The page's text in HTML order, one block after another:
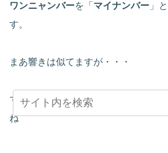
ワンニャンバーを「 マイナンバー 」
す。
まあ響きは似てますが・・・
マイナンバーって、どこか大人びた
ね